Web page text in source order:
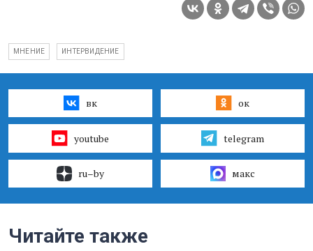
МНЕНИЕ ИНТЕРВИДЕНИЕ
вк ок
youtube telegram
ru–by макс
Читайте также